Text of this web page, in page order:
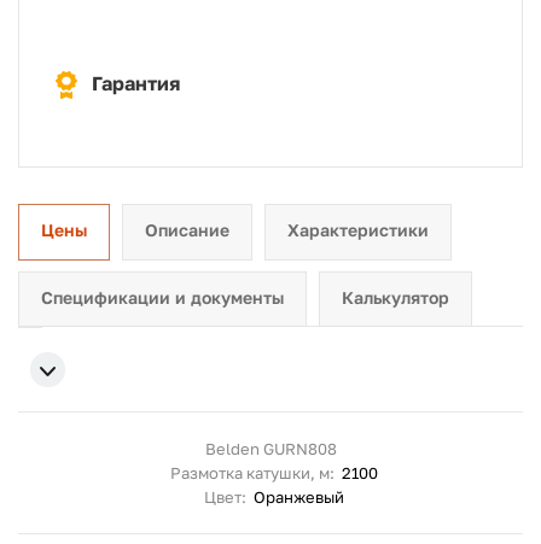
Гарантия
Цены Описание Характеристики
Спецификации и документы Калькулятор
Belden GURN808
Размотка катушки, м: 2100
Цвет: Оранжевый